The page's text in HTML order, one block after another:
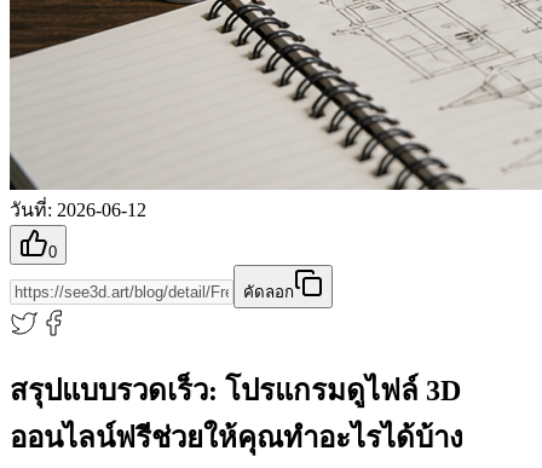
วันที่: 2026-06-12
0
คัดลอก
สรุปแบบรวดเร็ว: โปรแกรมดูไฟล์ 3D
ออนไลน์ฟรีช่วยให้คุณทำอะไรได้บ้าง